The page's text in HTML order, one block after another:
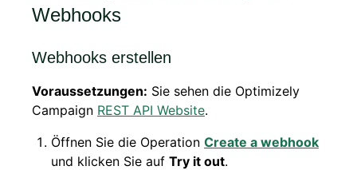
Webhooks
Webhooks erstellen
Voraussetzungen: Sie sehen die Optimizely
Campaign REST API Website.
Öffnen Sie die Operation Create a webhook
und klicken Sie auf Try it out.